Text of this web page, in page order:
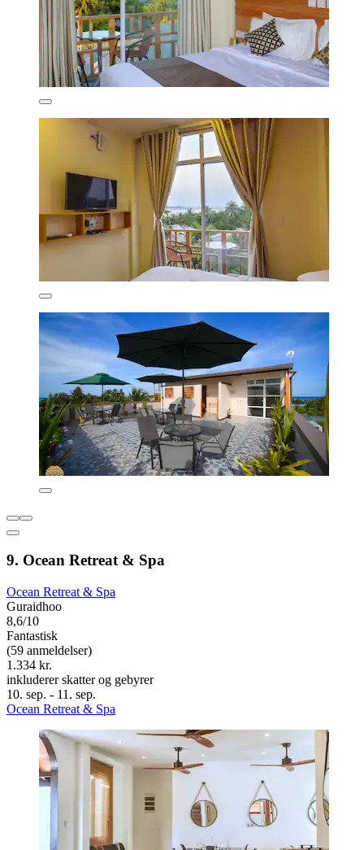
9. Ocean Retreat & Spa
Ocean Retreat & Spa
Guraidhoo
8,6/10
Fantastisk
(59 anmeldelser)
1.334 kr.
inkluderer skatter og gebyrer
10. sep. - 11. sep.
Ocean Retreat & Spa